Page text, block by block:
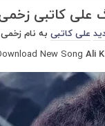
علی کاتبی
علی کاتبی به نام زخمی
New Song Ali